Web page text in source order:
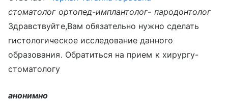
стоматолог ортопед-имплантолог- пародонтолог
Здравствуйте,Вам обязательно нужно сделать
гистологическое исследование данного
образования. Обратиться на прием к хирургу-
стоматологу
анонимно